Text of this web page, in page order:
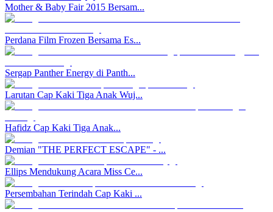
Mother & Baby Fair 2015 Bersam...
Perdana Film Frozen Bersama Es...
Sergap Panther Energy di Panth...
Larutan Cap Kaki Tiga Anak Wuj...
Hafidz Cap Kaki Tiga Anak...
Demian "THE PERFECT ESCAPE" - ...
Ellips Mendukung Acara Miss Ce...
Persembahan Terindah Cap Kaki ...